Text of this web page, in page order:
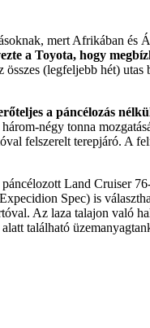
mert Afrikában és
a Toyota, hogy
(legfeljebb hét)
a páncélozás
négy tonna
felszerelt terepjáró. A
Land Cruiser
Spec) is
Az laza talajon való
található